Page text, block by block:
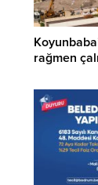
rağmen